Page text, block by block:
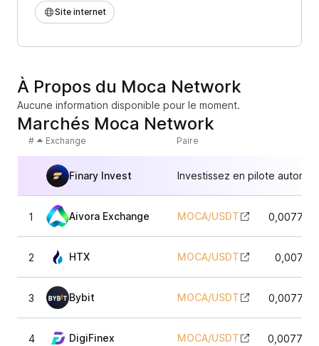
Site internet
À Propos du Moca Network
Aucune information disponible pour le moment.
Marchés Moca Network
# Exchange Paire
Finary Invest Investissez en pilote
1 Aivora Exchange MOCA/USDT
2 HTX MOCA/USDT
3 Bybit MOCA/USDT
4 DigiFinex MOCA/USDT